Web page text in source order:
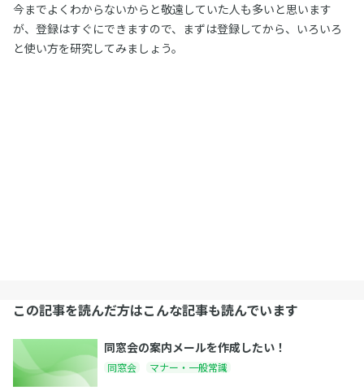
今までよくわからないからと敬遠していた人も多いと思います
が、登録はすぐにできますので、まずは登録してから、いろいろ
と使い方を研究してみましょう。
この記事を読んだ方はこんな記事も読んでいます
同窓会の案内メールを作成したい！
同窓会 マナー・一般常識